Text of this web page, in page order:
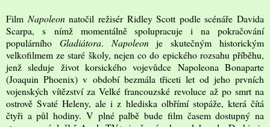
Film Napoleonnatočil režisér Ridley Scott podle scénáře Davida
Scarpa, s nímž momentálně spolupracuje i na pokračování
populárního Gladiátora. Napoleonje skutečným historickým
velkofilmem ze staré školy, nejen co do epického rozsahu příběhu,
jenž sleduje život korsického vojevůdce Napoleona Bonaparte
(Joaquin Phoenix) v období bezmála třiceti let od jeho prvních
vojenských vítězství za Velké francouzské revoluce až po smrt na
ostrově Svaté Heleny, ale i z hlediska olbřímí stopáže, která čítá
čtyři a půl hodiny. V plné palbě bude film časem dostupný na